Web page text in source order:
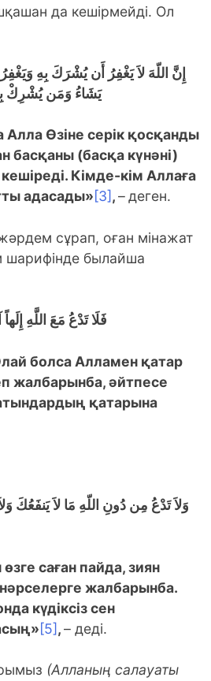
да кешірмейді. Ол
إِنَّ اللّهَ لاَ يَغْفِرُ أَن يُشْرَكَ بِهِ
يَشَاءُ وَمَن يُشْرِكْ
Өзіне серік қосқанды
басқаны (басқа күнәні)
Кімде-кім Аллаға
адасады»[3],–деген.
сұрап, оған мінажат
шарифінде былайша
فَلَا تَدْعُ مَعَ اللَّهِ
болса Алламен қатар
жалбарынба, әйтпесе
қатарына
وَلاَ تَدْعُ مِن دُونِ اللّهِ مَا لاَ
саған пайда, зиян
жалбарынба.
күдіксіз сен
[5],– деді.
(Алланың салауаты